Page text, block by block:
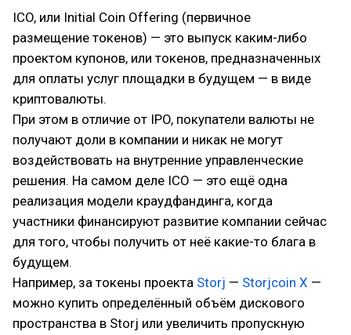
ICO, или Initial Coin Offering (первичное
размещение токенов) — это выпуск каким-либо
проектом купонов, или токенов, предназначенных
для оплаты услуг площадки в будущем — в виде
криптовалюты.
При этом в отличие от IPO, покупатели валюты не
получают доли в компании и никак не могут
воздействовать на внутренние управленческие
решения. На самом деле ICO — это ещё одна
реализация модели краудфандинга, когда
участники финансируют развитие компании сейчас
для того, чтобы получить от неё какие-то блага в
будущем.
Например, за токены проекта Storj — Storjcoin X —
можно купить определённый объём дискового
пространства в Storj или увеличить пропускную